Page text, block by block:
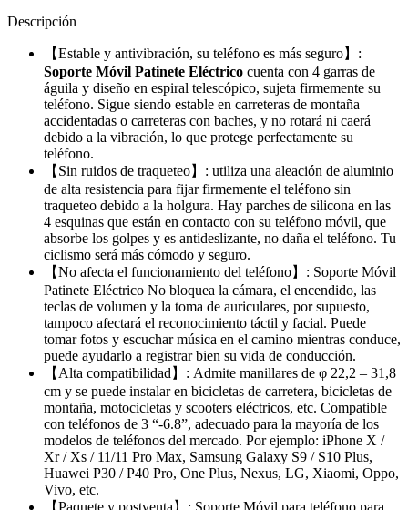
Descripción
【Estable y antivibración, su teléfono es más seguro】:
Soporte Móvil Patinete Eléctrico cuenta con 4 garras de
águila y diseño en espiral telescópico, sujeta firmemente su
teléfono. Sigue siendo estable en carreteras de montaña
accidentadas o carreteras con baches, y no rotará ni caerá
debido a la vibración, lo que protege perfectamente su
teléfono.
【Sin ruidos de traqueteo】: utiliza una aleación de aluminio
de alta resistencia para fijar firmemente el teléfono sin
traqueteo debido a la holgura. Hay parches de silicona en las
4 esquinas que están en contacto con su teléfono móvil, que
absorbe los golpes y es antideslizante, no daña el teléfono. Tu
ciclismo será más cómodo y seguro.
【No afecta el funcionamiento del teléfono】: Soporte Móvil
Patinete Eléctrico No bloquea la cámara, el encendido, las
teclas de volumen y la toma de auriculares, por supuesto,
tampoco afectará el reconocimiento táctil y facial. Puede
tomar fotos y escuchar música en el camino mientras conduce,
puede ayudarlo a registrar bien su vida de conducción.
【Alta compatibilidad】: Admite manillares de φ 22,2 – 31,8
cm y se puede instalar en bicicletas de carretera, bicicletas de
montaña, motocicletas y scooters eléctricos, etc. Compatible
con teléfonos de 3 “-6.8”, adecuado para la mayoría de los
modelos de teléfonos del mercado. Por ejemplo: iPhone X /
Xr / Xs / 11/11 Pro Max, Samsung Galaxy S9 / S10 Plus,
Huawei P30 / P40 Pro, One Plus, Nexus, LG, Xiaomi, Oppo,
Vivo, etc.